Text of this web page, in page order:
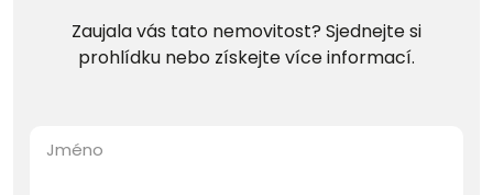
Zaujala vás tato nemovitost? Sjednejte si
prohlídku nebo získejte více informací.
Jméno